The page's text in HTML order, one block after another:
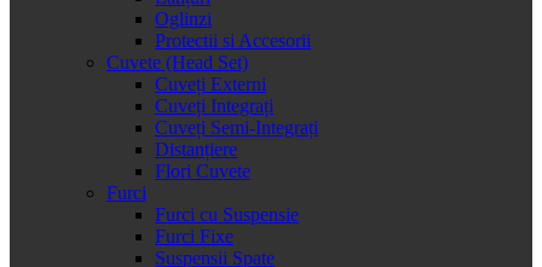
Oglinzi
Protectii si Accesorii
Cuvete (Head Set)
Cuveți Externi
Cuveți Integrați
Cuveți Semi-Integrați
Distanțiere
Flori Cuvete
Furci
Furci cu Suspensie
Furci Fixe
Suspensii Spate